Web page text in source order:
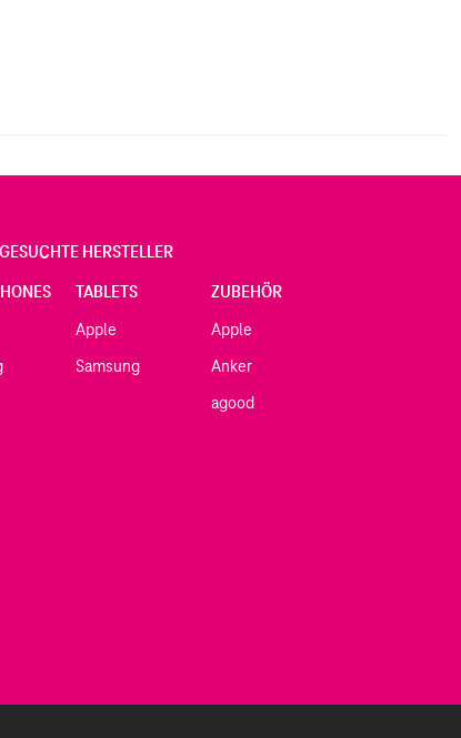
HERSTELLER
TABLETS
Apple
Samsung
ZUBEHÖR
Apple
Anker
agood